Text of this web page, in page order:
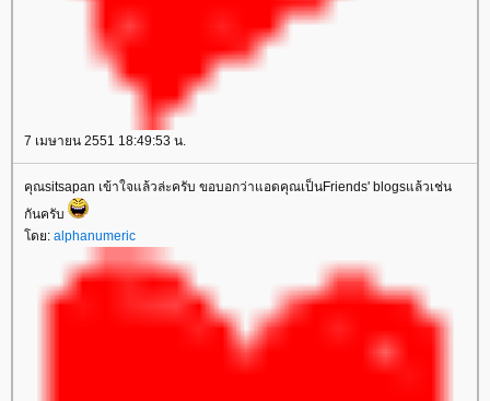
7 เมษายน 2551 18:49:53 น.
คุณsitsapan เข้าใจแล้วล่ะครับ ขอบอกว่าแอดคุณเป็นFriends' blogsแล้วเช่น
กันครับ
ดย: alphanumeric